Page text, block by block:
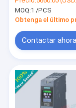
MOQ:1 /PCS
Obtenga el último
Contactar ahora